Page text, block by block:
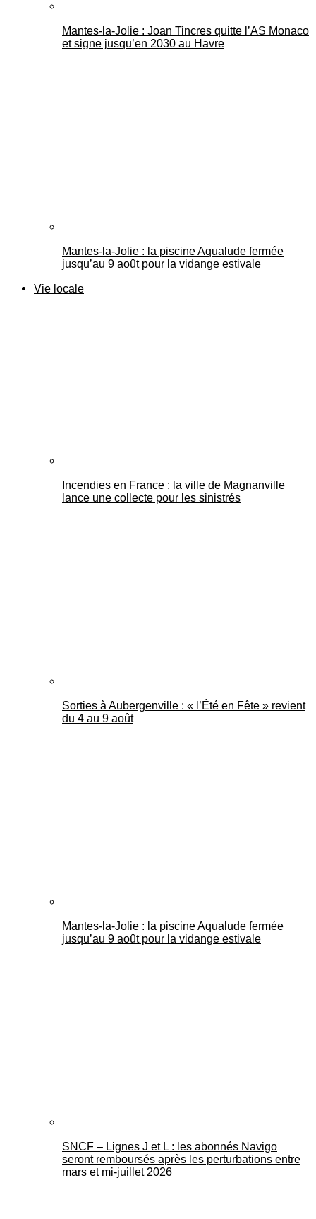
Mantes-la-Jolie : Joan Tincres quitte l’AS Monaco
et signe jusqu’en 2030 au Havre
Mantes-la-Jolie : la piscine Aqualude fermée
jusqu’au 9 août pour la vidange estivale
Vie locale
Incendies en France : la ville de Magnanville
lance une collecte pour les sinistrés
Sorties à Aubergenville : « l’Été en Fête » revient
du 4 au 9 août
Mantes-la-Jolie : la piscine Aqualude fermée
jusqu’au 9 août pour la vidange estivale
SNCF – Lignes J et L : les abonnés Navigo
seront remboursés après les perturbations entre
mars et mi-juillet 2026